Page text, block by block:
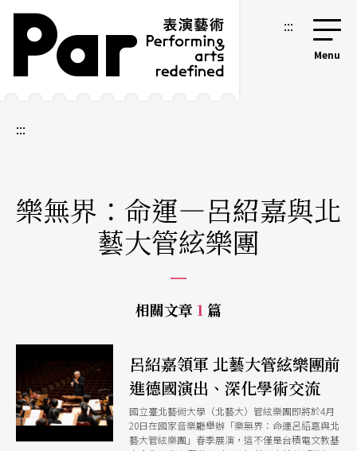
跳到主要內容區塊
網站導覽 :::
:::
樂無界：命運—呂紹嘉與北
藝大管絃樂團
相關文章 1 篇
呂紹嘉領軍 北藝大管絃樂團前
進德國演出、深化學術交流
國立臺北藝術大學（北藝大）管絃樂團即將於4月
20日在國家音樂廳舉辦「樂無界：命運呂紹嘉與北
藝大管絃樂團」春季展演，這不僅是台積電文教基